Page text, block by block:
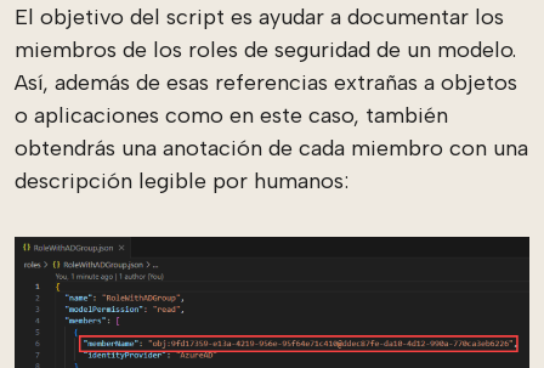
El objetivo del script es ayudar a documentar los
miembros de los roles de seguridad de un modelo.
Así, además de esas referencias extrañas a objetos
o aplicaciones como en este caso, también
obtendrás una anotación de cada miembro con una
descripción legible por humanos: